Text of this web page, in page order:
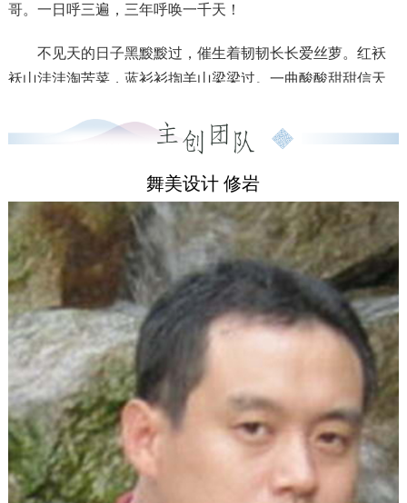
哥。一日呼三遍，三年呼唤一千天！
不见天的日子黑黢黢过，催生着韧韧长长爱丝萝。红袄
袄山洼洼淘苦菜，蓝衫衫揈羊山梁梁过。一曲酸酸甜甜信天
曲儿说：发一回山水冲一层泥，交一次亲亲脱一层皮！
崔二爷财魔又色魔，魔爪伸向香香女，弱女怎躲过？
拦羊汉心急救妹妹，人孤力单，赤手空拳，官衙怎斗
过？无辜村民呼奈何！
呼啦啦横山顶扯起一面红格丹丹旗，如响雷红旗召告王
贵和乡亲：革命是个“好东西”！
红旗下受苦人梦想成真有了地，红旗下香香当众掀“盖
头”，手拉王贵“拜天地”。
孰料白匪人马又进村，斗争来回如“拉锯”。崔二爷叫
嚣：太阳会从西边出来吗？香香再遭困，危在旦夕……
舞美设计 修岩